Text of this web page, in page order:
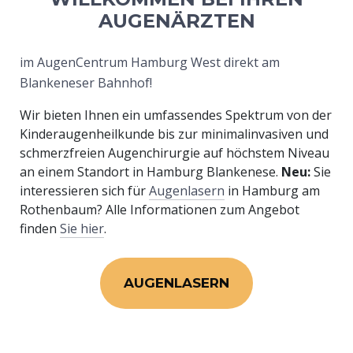
AUGENÄRZTEN
im AugenCentrum Hamburg West direkt am
Blankeneser Bahnhof!
Wir bieten Ihnen ein umfassendes Spektrum von der
Kinderaugenheilkunde bis zur minimalinvasiven und
schmerzfreien Augenchirurgie auf höchstem Niveau
an einem Standort in Hamburg Blankenese. Neu:Sie
interessieren sich fürAugenlasern in Hamburg am
Rothenbaum? Alle Informationen zum Angebot
finden Sie hier.
AUGENLASERN